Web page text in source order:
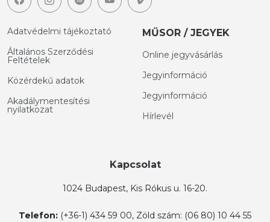
Adatvédelmi tájékoztató
Általános Szerződési
Feltételek
Közérdekű adatok
Akadálymentesítési
nyilatkozat
MŰSOR / JEGYEK
Online jegyvásárlás
Jegyinformáció
Jegyinformáció
Hírlevél
Kapcsolat
1024 Budapest, Kis Rókus u. 16-20.
Telefon: (+36-1) 434 59 00, Zöld szám: (06 80) 10 44 55